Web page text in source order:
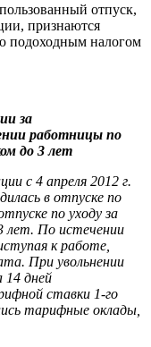
отпуск,
признаются
подоходным налогом
за
работницы по
до 3 лет
с 4 апреля 2012 г.
в отпуске по
по уходу за
лет. По истечении
к работе,
При увольнении
14 дней
ставки 1-го
тарифные оклады,